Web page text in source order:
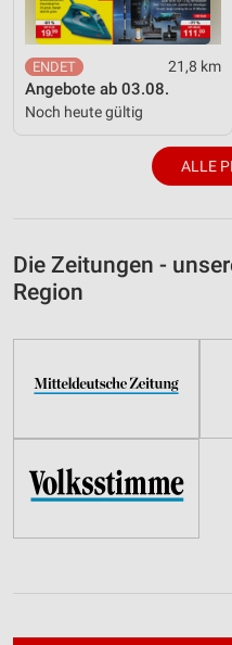
21,8 km
Angebote ab 03.08.
Noch heute gültig
ALLE
Die Zeitungen -
Region